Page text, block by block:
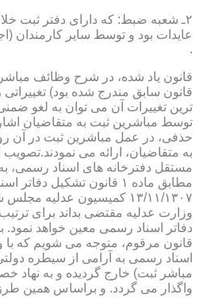
۲ـ شعبه ضبط: كه دارای دفتر ثبت
عایدات بود و توسط سایر كارمندان
.
قانون سابق مندرج شده بود)
ترین تغییرات آن می توان به لغو
توسط مباشرین ثبت به متقاضیان
حذفی، در عمل مباشرین ثبت در آن
به متقاضیان، ارائه می
مطابق ماده ۱ قانون تشكیل
۱۳/۱۱/۱۳۰۷ كمیسیون عدلیه
وزارت عدلیه مقتضی بداند برای
دفاتر اسناد رسمی معین خواهد نمود.
قانون مرقوم، متوجه می شویم كه با
اسناد رسمی به آرامی از سیطره
مباشر ثبت) خارج گردیده و به نهاد
واگذار می گردد. و براساس همین